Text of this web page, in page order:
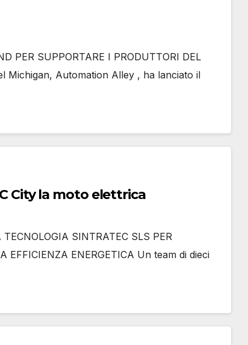
PER SUPPORTARE I PRODUTTORI DEL
Michigan, Automation Alley , ha lanciato il
Sintratec per ETHEC City la moto elettrica
SINTRATEC SLS PER
EFFICIENZA ENERGETICA Un team di dieci